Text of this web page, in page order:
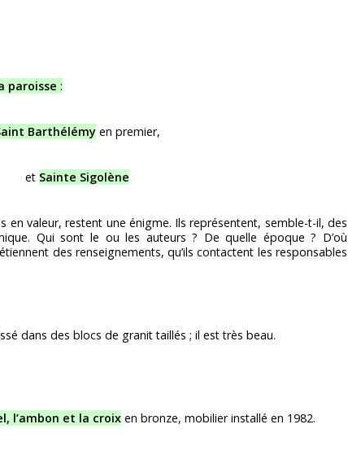
paroisse :
Barthélémyen premier,
et Sainte Sigolène
en valeur, restent une énigme. Ils représentent, semble-t-il, des
Qui sont le ou les auteurs ? De quelle époque ? D’où
des renseignements, qu’ils contactent les responsables
dans des blocs de granit taillés ; il est très beau.
l’ambon et la croix en bronze, mobilier installé en 1982.